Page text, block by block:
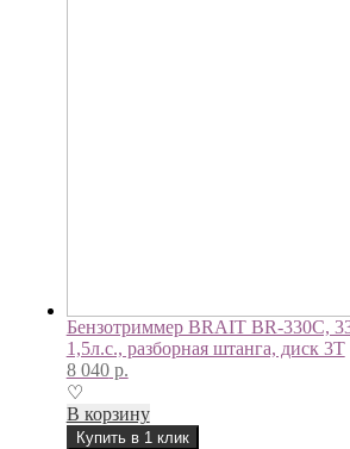
Бензотриммер BRAIT BR-330С,
1,5л.с., разборная штанга, диск 3Т
8 040р.
♡
В корзину
Купить в 1 клик